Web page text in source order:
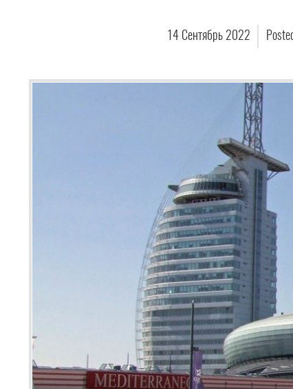
14 Сентябрь 2022